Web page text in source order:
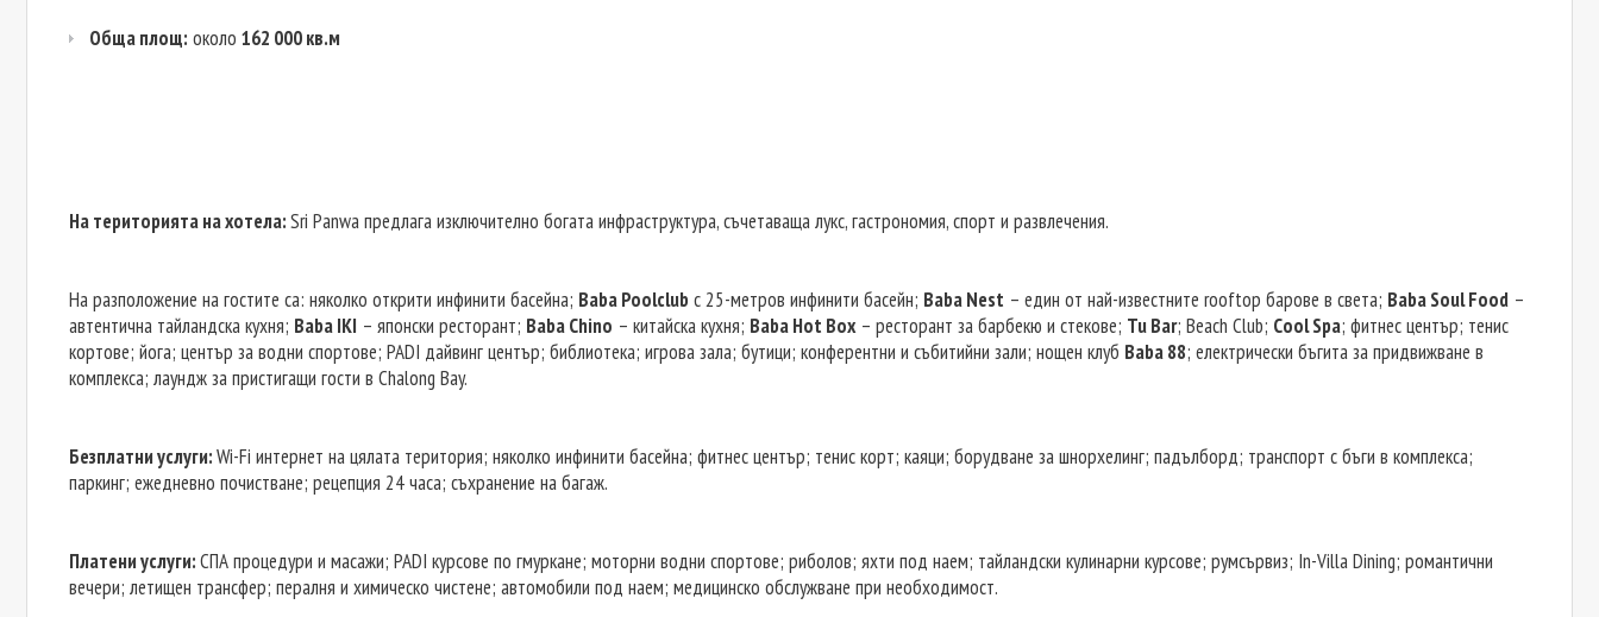
Обща площ: около 162 000 кв.м
На територията на хотела:Sri Panwa предлага изключително богата инфраструктура, съчетаваща лукс, гастрономия, спорт и развлечения.
На разположение на гостите са: няколко открити инфинити басейна; Baba Poolclub с 25-метров инфинити басейн; Baba Nest – един от най-известните rooftop барове в света; Baba Soul Food –
автентична тайландска кухня; Baba IKI – японски ресторант; Baba Chino – китайска кухня; Baba Hot Box– ресторант за барбекю и стекове; Tu Bar; Beach Club; Cool Spa; фитнес център; тенис
кортове; йога; център за водни спортове; PADI дайвинг център; библиотека; игрова зала; бутици; конферентни и събитийни зали; нощен клуб Baba 88; електрически бъгита за придвижване в
комплекса; лаундж за пристигащи гости в Chalong Bay.
Безплатни услуги:Wi-Fi интернет на цялата територия; няколко инфинити басейна; фитнес център; тенис корт; каяци; борудване за шнорхелинг; падълборд; транспорт с бъги в комплекса;
паркинг; ежедневно почистване; рецепция 24 часа; съхранение на багаж.
Платени услуги:СПА процедури и масажи; PADI курсове по гмуркане; моторни водни спортове; риболов; яхти под наем; тайландски кулинарни курсове; румсървиз; In-Villa Dining; романтични
вечери; летищен трансфер; пералня и химическо чистене; автомобили под наем; медицинско обслужване при необходимост.